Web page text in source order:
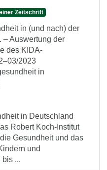
Zeitschrift
in (und nach) der
– Auswertung der
des KIDA-
2023
in
in Deutschland
Robert Koch-Institut
Gesundheit und das
und
...